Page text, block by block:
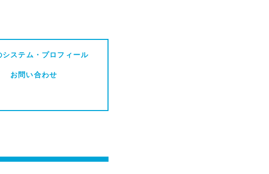
システム・プロフィール
お問い合わせ